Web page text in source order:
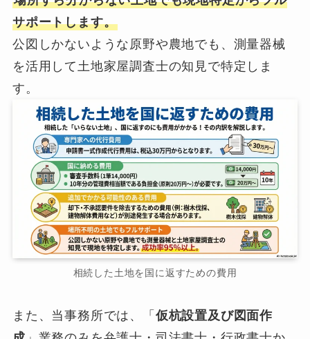
サポートします。
公図しかないような原野や農地でも、測量器械
を活用して土地家屋調査士の知見で特定しま
す。
相続した土地を国に返すための費用
また、当事務所では、「 仮杭設置及び図面作